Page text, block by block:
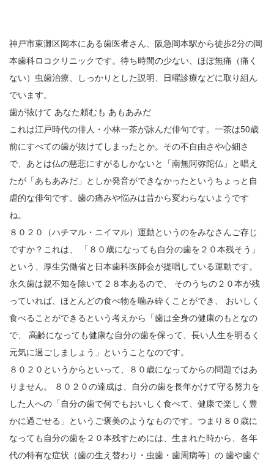
神戸市東灘区岡本にある歯医者さん、阪急岡本駅から徒歩2分の岡
本歯科ロコクリニックです。待ち時間の少ない、ほぼ無痛（痛く
ない）虫歯治療、しっかりとした説明、日曜診療などに取り組ん
でいます。
歯が抜けて あなた頼むも あもあみだ
これは江戸時代の俳人・小林一茶が詠んだ俳句です。一茶は50歳
前にすべての歯が抜けてしまったとか。その不自由さや心細さ
で、あとは仏の慈悲にすがるしかないと「南無阿弥陀仏」と唱え
たが「あもあみだ」としか発音ができなかったというちょっと自
虐的な俳句です。歯の痛みや悩みは昔から変わらないようです
ね。
８０２０（ハチマル・ニイマル）運動というのをみなさんご存じ
ですか？これは、 「８０歳になっても自分の歯を２０本残そう」
という、厚生労働省と日本歯科医師会が提唱している運動です。
永久歯は親不知を除いて２８本あるので、 そのうちの２０本が残
っていれば、ほとんどの食べ物を噛み砕くことができ、 おいしく
食べることができるという考えから「歯は全身の健康のもとなの
で、 高齢になっても健康な自分の歯を保って、長い人生を明るく
元気に過ごしましょう」ということなのです。
８０２０というからといって、８０歳になってからの問題ではあ
りません。 ８０２０の達成は、自分の歯を長年かけて守る努力を
した人への「自分の歯で何でもおいしく食べて、健康で楽しく豊
かに過ごせる」というご褒美のようなものです。つまり８０歳に
なっても自分の歯を２０本残すためには、生まれた時から、各年
代の特有な症状（歯の生え替わり・虫歯・歯周病等）の 歯や歯ぐ